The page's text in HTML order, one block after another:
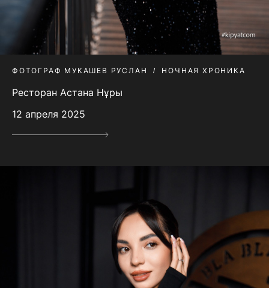
ФОТОГРАФ МУКАШЕВ РУСЛАН НОЧНАЯ ХРОНИКА
Ресторан Астана Нұры
12 апреля 2025